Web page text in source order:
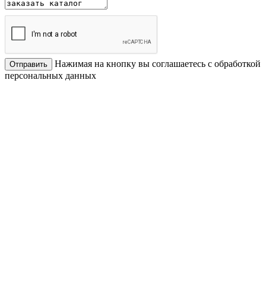
Отправить
Нажимая на кнопку вы соглашаетесь с обработкой
персональных данных